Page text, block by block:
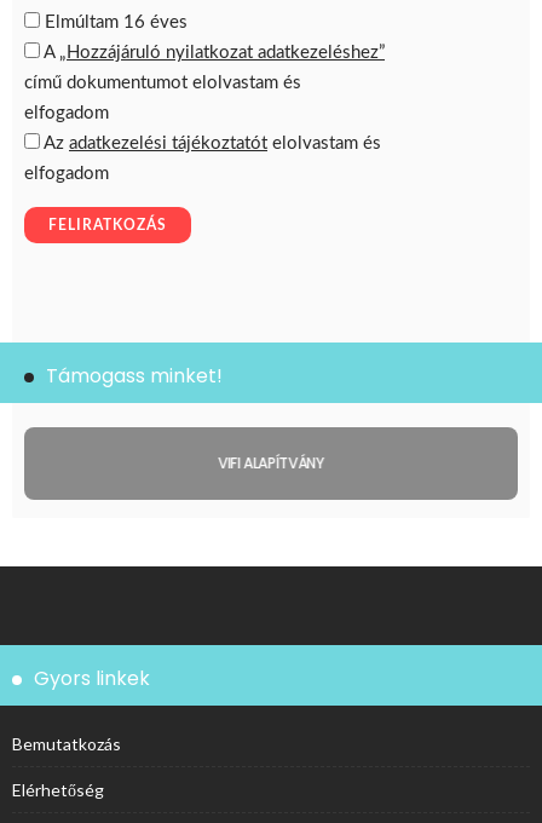
Támogass minket!
VIFI ALAPÍTVÁNY
Gyors linkek
Bemutatkozás
Elérhetőség